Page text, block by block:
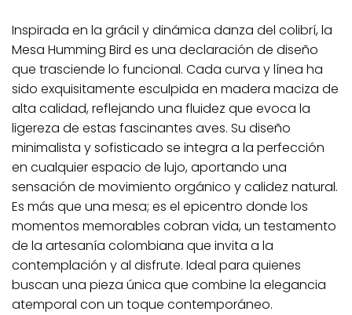
Inspirada en la grácil y dinámica danza del colibrí, la
Mesa Humming Bird es una declaración de diseño
que trasciende lo funcional. Cada curva y línea ha
sido exquisitamente esculpida en madera maciza de
alta calidad, reflejando una fluidez que evoca la
ligereza de estas fascinantes aves. Su diseño
minimalista y sofisticado se integra a la perfección
en cualquier espacio de lujo, aportando una
sensación de movimiento orgánico y calidez natural.
Es más que una mesa; es el epicentro donde los
momentos memorables cobran vida, un testamento
de la artesanía colombiana que invita a la
contemplación y al disfrute. Ideal para quienes
buscan una pieza única que combine la elegancia
atemporal con un toque contemporáneo.